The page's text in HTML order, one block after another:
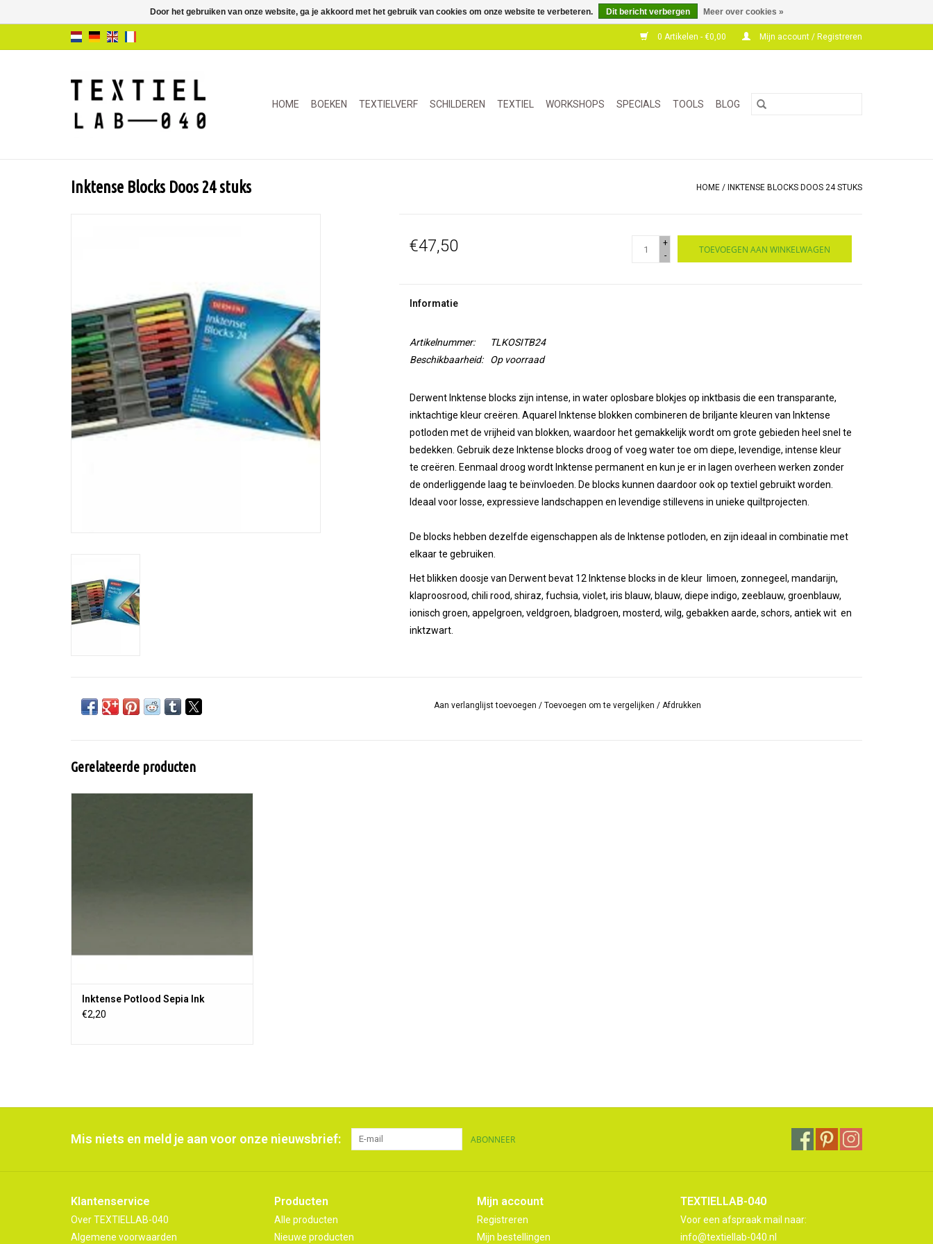
0 Artikelen - €0,00 Mijn account / Registreren
HOME BOEKEN TEXTIELVERF SCHILDEREN TEXTIEL WORKSHOPS SPECIALS TOOLS BLOG
Inktense Blocks Doos 24 stuks HOME / INKTENSE BLOCKS DOOS 24 STUKS
€47,50
+
-
TOEVOEGEN AAN WINKELWAGEN
Informatie
Artikelnummer:
TLKOSITB24
Beschikbaarheid:
Op voorraad
Derwent Inktense blocks zijn intense, in water oplosbare blokjes op inktbasis die een transparante,
inktachtige kleur creëren. Aquarel Inktense blokken combineren de briljante kleuren van Inktense
potloden met de vrijheid van blokken, waardoor het gemakkelijk wordt om grote gebieden heel snel te
bedekken. Gebruik deze Inktense blocks droog of voeg water toe om diepe, levendige, intense kleur
te creëren. Eenmaal droog wordt Inktense permanenten kun je er in lagen overheen werken zonder
de onderliggende laag te beïnvloeden. De blocks kunnen daardoor ook op textiel gebruikt worden.
Ideaal voor losse, expressieve landschappen en levendige stillevens in unieke quiltprojecten.
De blocks hebben dezelfde eigenschappen als de Inktense potloden, en zijn ideaal in combinatie met
elkaar te gebruiken.
Het blikken doosje van Derwent bevat 12 Inktense blocks in de kleur limoen, zonnegeel, mandarijn,
klaproosrood, chili rood, shiraz, fuchsia, violet, iris blauw, blauw, diepe indigo, zeeblauw, groenblauw,
ionisch groen, appelgroen, veldgroen, bladgroen, mosterd, wilg, gebakken aarde, schors, antiek wit en
inktzwart.
Aan verlanglijst toevoegen /Toevoegen om te vergelijken / Afdrukken
Gerelateerde producten
Inktense Potlood Sepia Ink
€2,20
Mis niets en meld je aan voor onze nieuwsbrief: ABONNEER
Klantenservice
Over TEXTIELLAB-040
Algemene voorwaarden
Producten
Alle producten
Nieuwe producten
Mijn account
Registreren
Mijn bestellingen
TEXTIELLAB-040
Voor een afspraak mail naar:
info@textiellab-040.nl
Door het gebruiken van onze website, ga je akkoord met het gebruik van cookies om onze website te verbeteren. Dit bericht verbergen Meer over cookies »